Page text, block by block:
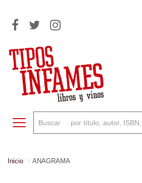
Toggle navigation
Inicio ANAGRAMA